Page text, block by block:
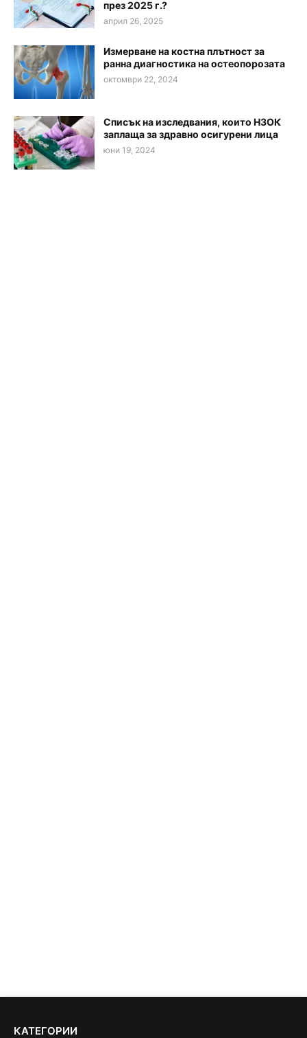
през 2025 г.?
април 26, 2025
Измерване на костна плътност за
ранна диагностика на остеопорозата
октомври 22, 2024
Списък на изследвания, които НЗОК
заплаща за здравно осигурени лица
юни 19, 2024
КАТЕГОРИИ